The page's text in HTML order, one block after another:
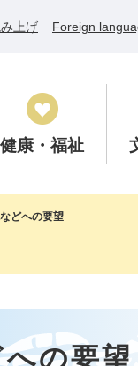
上げ Foreign
健康 ・福祉
どへの要望
の要望